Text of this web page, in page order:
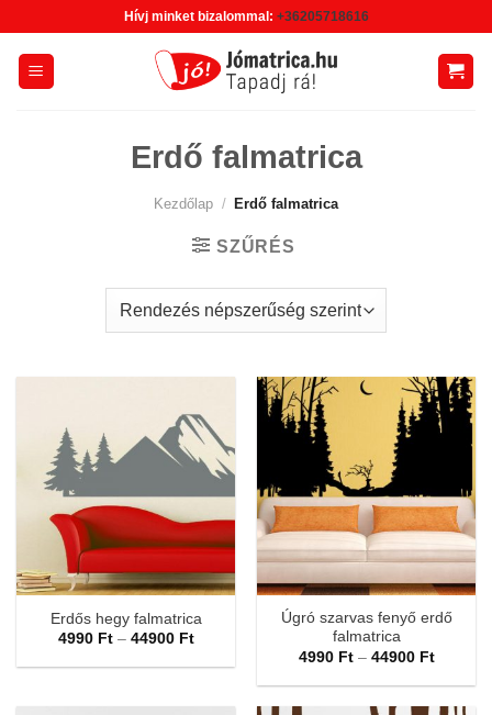
content
Hívj minket bizalommal: +36205718616
Erdő falmatrica
Kezdőlap / Erdő falmatrica
SZŰRÉS
Erdős hegy falmatrica
4990 Ft – 44900 FtÁrtartomány:
-
Úgró szarvas fenyő erdő
falmatrica
4990 Ft – 44900 Ft
-